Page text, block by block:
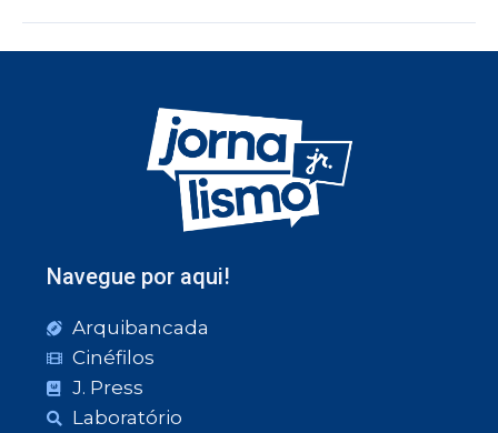
Navegue por aqui!
Arquibancada
Cinéfilos
J. Press
Laboratório